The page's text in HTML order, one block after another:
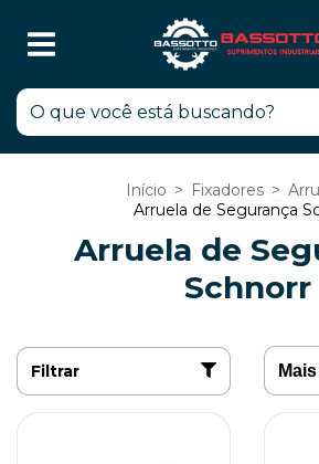
Início > Fixadores >
Arruela de Segurança
Arruela de
Schnorr
Filtrar